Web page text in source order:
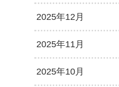
2025年12月
2025年11月
2025年10月